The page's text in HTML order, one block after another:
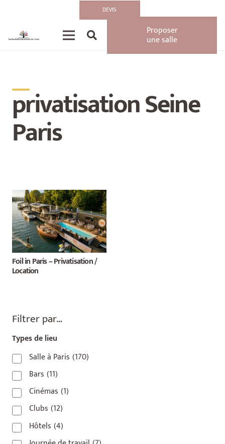
DEVIS
Proposer
une salle
__
privatisation Seine
Paris
Foil in Paris – Privatisation /
Location
Filtrer par…
Types de lieu
Salle à Paris (170)
Bars (11)
Cinémas (1)
Clubs (12)
Hôtels (4)